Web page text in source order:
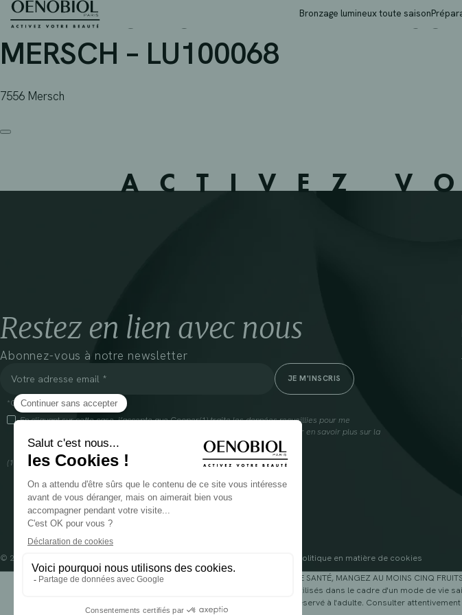
Skip
Bronzage lumineux toute saison
PHARMACIE CENTRALE –
MERSCH – LU100068
7556 Mersch
ACTIVEZ
Restez en lien avec nous
Abonnez-vous à notre newsletter
*Champs obligatoires
En cliquant sur cette case, j’accepte que Cooper(1) traite les données recueillies pour me
communiquer des informations commerciales sur ses produits et offres. Pour en savoir plus sur la
gestion de vos données et vos droits, rendez-vousici
(1) Coopération pharmaceutique Française, RCS Melun 399 227 636
© 2024 OENOBIOL PARIS
Politique en matière de cookies
POUR VOTRE SANTÉ, MANGEZ AU MOINS CINQ
Les complément alimentaires doivent être utilisés dans le cadre d'un mode de vie
Réservé à l'adulte. Consulter